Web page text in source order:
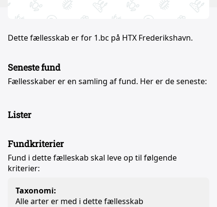
Dette fællesskab er for 1.bc på HTX Frederikshavn.
Seneste fund
Fællesskaber er en samling af fund. Her er de seneste:
Lister
Fundkriterier
Fund i dette fælleskab skal leve op til følgende
kriterier:
Taxonomi:
Alle arter er med i dette fællesskab